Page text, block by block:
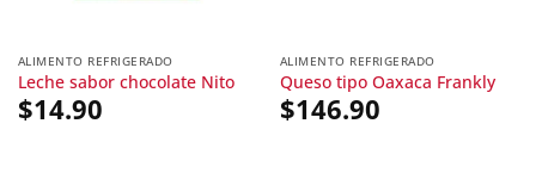
ALIMENTO REFRIGERADO
Leche sabor chocolate Nito
$14.90
ALIMENTO REFRIGERADO
Queso tipo Oaxaca Frankly
$146.90